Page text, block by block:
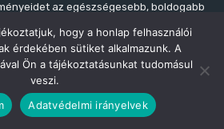
az egészségesebb, boldogabb
kapcsolat@eletmodvaltas.hu
hogy a honlap felhasználói
érdekében sütiket alkalmazunk. A
Ön a tájékoztatásunkat tudomásul
veszi.
Adatvédelmi irányelvek